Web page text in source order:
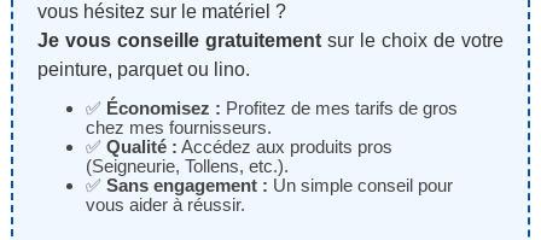
vous hésitez sur le matériel ?
Je vous conseille gratuitementsur le choix de votre
peinture, parquet ou lino.
✅ Économisez : Profitez de mes tarifs de gros
chez mes fournisseurs.
✅ Qualité : Accédez aux produits pros
(Seigneurie, Tollens, etc.).
✅ Sans engagement : Un simple conseil pour
vous aider à réussir.